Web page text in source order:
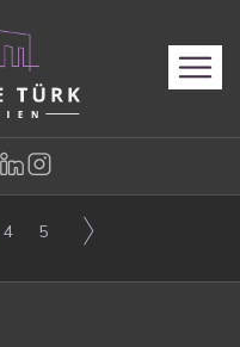
4 5